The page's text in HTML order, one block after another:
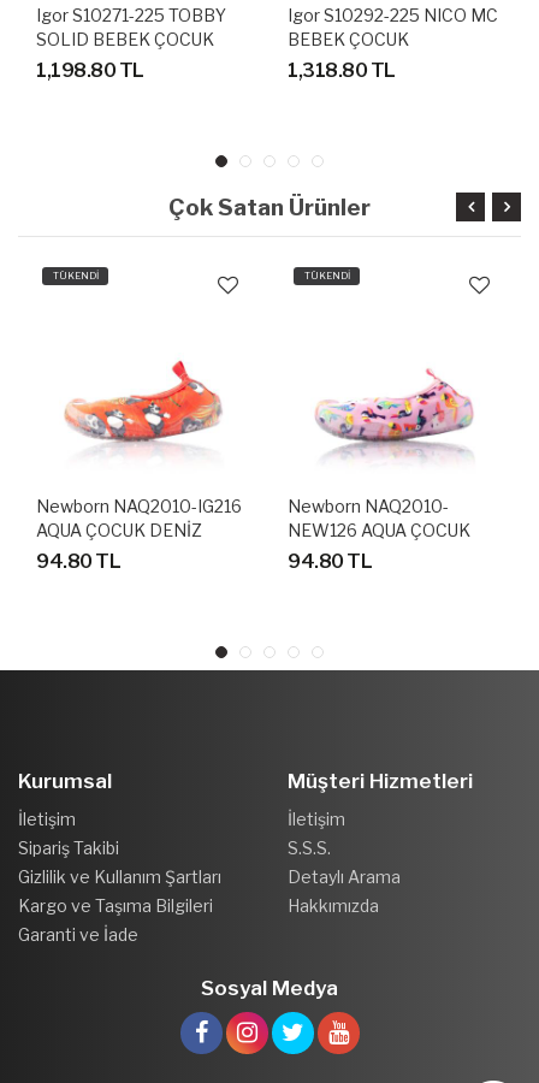
Igor S10271-225 TOBBY
SOLID BEBEK ÇOCUK
SANDALET
1,198.80 TL
Igor S10292-225 NICO MC
BEBEK ÇOCUK
SANDALET
1,318.80 TL
Çok Satan Ürünler
TÜKENDİ
Newborn NAQ2010-IG216
AQUA ÇOCUK DENİZ
HAVUZ AYAKKABISI
94.80 TL
TÜKENDİ
Newborn NAQ2010-
NEW126 AQUA ÇOCUK
DENİZ HAVUZ
94.80 TL
Kurumsal
İletişim
Sipariş Takibi
Gizlilik ve Kullanım Şartları
Kargo ve Taşıma Bilgileri
Garanti ve İade
Müşteri Hizmetleri
İletişim
S.S.S.
Detaylı Arama
Hakkımızda
Sosyal Medya